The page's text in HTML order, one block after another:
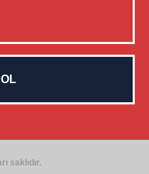
saklıdır.